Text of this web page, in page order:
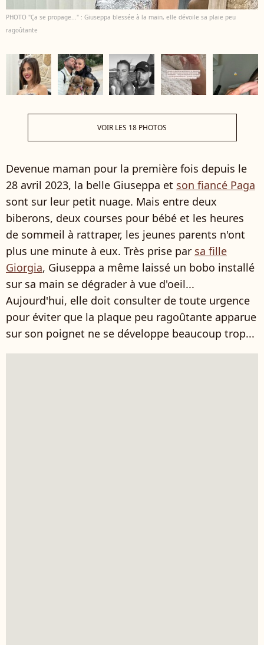
PHOTO "Ça se propage..." : Giuseppa blessée à la main, elle dévoile sa plaie peu
ragoûtante
VOIR LES 18 PHOTOS
Devenue maman pour la première fois depuis le
28 avril 2023, la belle Giuseppa et son fiancé Paga
sont sur leur petit nuage. Mais entre deux
biberons, deux courses pour bébé et les heures
de sommeil à rattraper, les jeunes parents n'ont
plus une minute à eux. Très prise par sa fille
Giorgia, Giuseppa a même laissé un bobo installé
sur sa main se dégrader à vue d'oeil...
Aujourd'hui, elle doit consulter de toute urgence
pour éviter que la plaque peu ragoûtante apparue
sur son poignet ne se développe beaucoup trop...